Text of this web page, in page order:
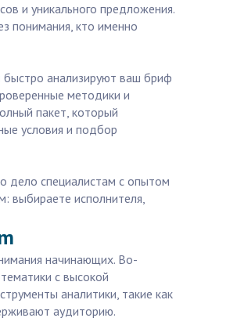
и уникального предложения.
понимания, кто именно
анализируют ваш бриф
методики и
пакет, который
условия и подбор
дело специалистам с опытом
выбираете исполнителя,
начинающих. Во-
с высокой
аналитики, такие как
аудиторию.